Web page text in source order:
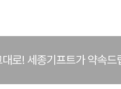
로! 세종기프트가 약속드